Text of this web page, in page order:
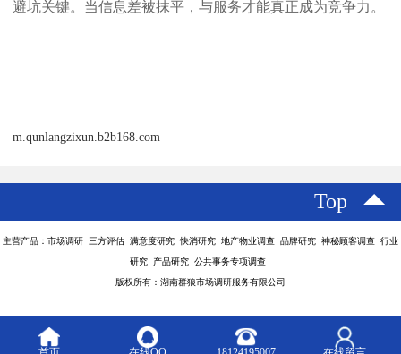
避坑关键。当信息差被抹平，与服务才能真正成为竞争力。
m.qunlangzixun.b2b168.com
Top
主营产品：市场调研 三方评估 满意度研究 快消研究 地产物业调查 品牌研究 神秘顾客调查 行业
研究 产品研究 公共事务专项调查
版权所有：湖南群狼市场调研服务有限公司